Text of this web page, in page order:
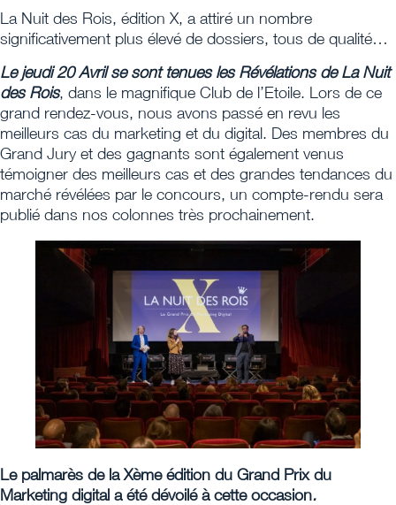
La Nuit des Rois, édition X, a attiré un nombre
significativement plus élevé de dossiers, tous de qualité…
Le jeudi 20 Avril se sont tenues les Révélations de La Nuit
des Rois, dans le magnifique Club de l’Etoile. Lors de ce
grand rendez-vous, nous avons passé en revu les
meilleurs cas du marketing et du digital. Des membres du
Grand Jury et des gagnants sont également venus
témoigner des meilleurs cas et des grandes tendances du
marché révélées par le concours, un compte-rendu sera
publié dans nos colonnes très prochainement.
Le palmarès de la Xème édition du Grand Prix du
Marketing digital a été dévoilé à cette occasion.